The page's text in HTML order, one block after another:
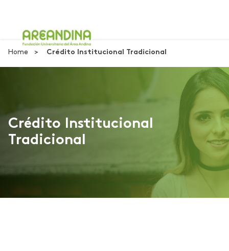
Home Crédito Institucional Tradicional
Crédito Institucional
Tradicional